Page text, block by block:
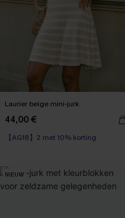
Laurier beige mini-jurk
44,00 €
【AG18】2 met 10% korting
NIEUW